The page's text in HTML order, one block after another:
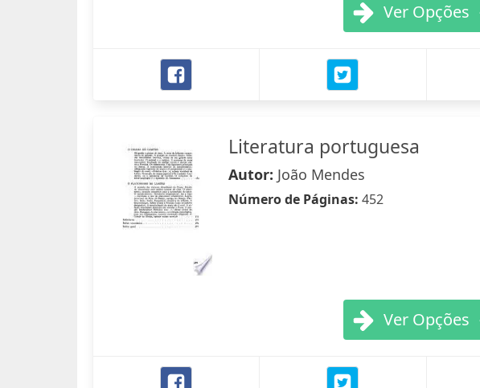
Ver Opções
Literatura portuguesa
Autor: João Mendes
Número de Páginas: 452
Ver Opções